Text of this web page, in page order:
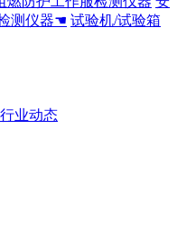
测仪器☚ 试验机/试验箱
行业动态